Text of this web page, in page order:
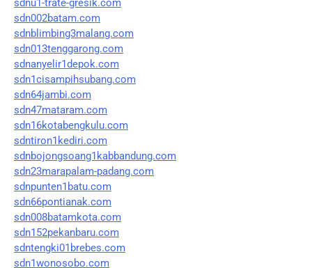
sdnu1-trate-gresik.com
sdn002batam.com
sdnblimbing3malang.com
sdn013tenggarong.com
sdnanyelir1depok.com
sdn1cisampihsubang.com
sdn64jambi.com
sdn47mataram.com
sdn16kotabengkulu.com
sdntiron1kediri.com
sdnbojongsoang1kabbandung.com
sdn23marapalam-padang.com
sdnpunten1batu.com
sdn66pontianak.com
sdn008batamkota.com
sdn152pekanbaru.com
sdntengki01brebes.com
sdn1wonosobo.com